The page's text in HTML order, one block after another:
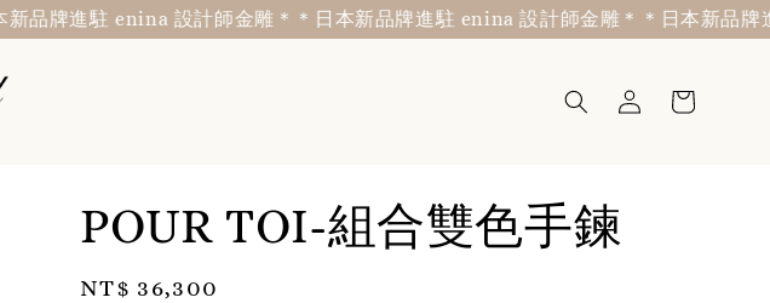
進駐 enina 設計師金雕＊＊日本新品牌進駐 enina 設計師金雕＊＊日本新品牌進駐
POUR TOI-組合雙色手鍊
Regular
NT$ 36,300